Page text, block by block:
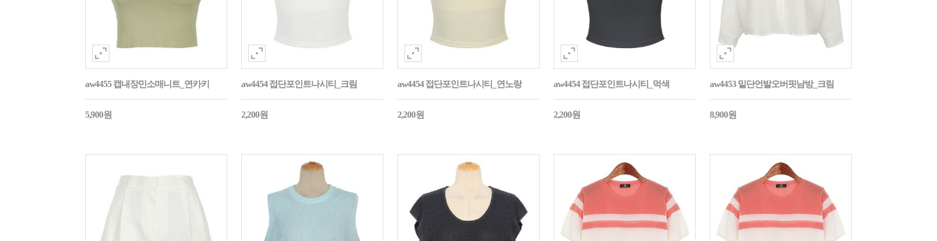
aw4455 캡내장민소매니트_연카키
5,900원
aw4454 접단포인트나시티_크림
2,200원
aw4454 접단포인트나시티_연노랑
2,200원
aw4454 접단포인트나시티_먹색
2,200원
aw4453 밑단언발오버핏남방_크림
8,900원